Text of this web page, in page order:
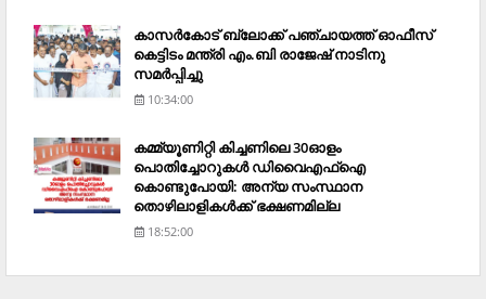
കാസര്‍കോട് ബ്ലോക്ക് പഞ്ചായത്ത് ഓഫീസ്
കെട്ടിടം മന്ത്രി എം.ബി രാജേഷ് നാടിനു
സമര്‍പ്പിച്ചു
10:34:00
കമ്മ്യൂണിറ്റി കിച്ചണിലെ 30ഓളം
പൊതിച്ചോറുകള്‍ ഡിവൈഎഫ്‌ഐ
കൊണ്ടുപോയി: അന്യ സംസ്ഥാന
തൊഴിലാളികള്‍ക്ക് ഭക്ഷണമില്ല
18:52:00